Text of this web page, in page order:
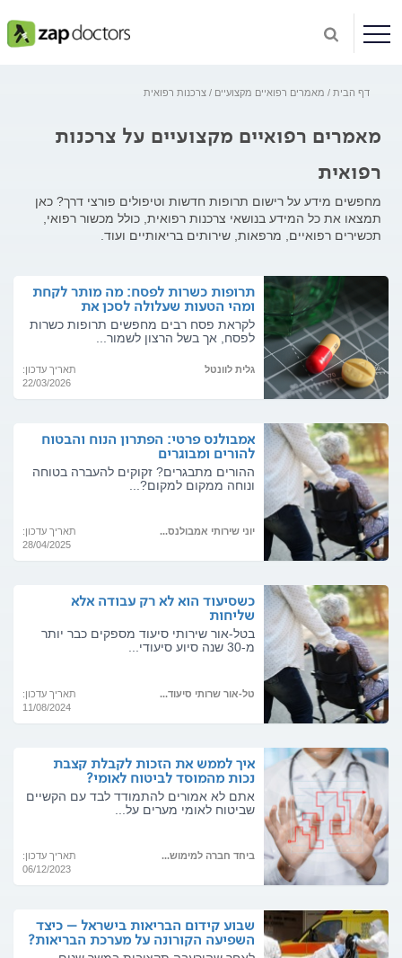
דף הבית מאמרים רפואיים מקצועיים צרכנות רפואית
מאמרים רפואיים מקצועיים על צרכנות
רפואית
מחפשים מידע על רישום תרופות חדשות וטיפולים פורצי דרך? כאן
תמצאו את כל המידע בנושאי צרכנות רפואית, כולל מכשור רפואי,
תכשירים רפואיים, מרפאות, שירותים בריאותיים ועוד.
תרופות כשרות לפסח: מה מותר לקחת
ומהי הטעות שעלולה לסכן את
בריאותכם?
לקראת פסח רבים מחפשים תרופות כשרות
לפסח, אך בשל הרצון לשמור...
גלית לוונטל
תאריך עדכון:
22/03/2026
אמבולנס פרטי: הפתרון הנוח והבטוח
להורים ומבוגרים
ההורים מתבגרים? זקוקים להעברה בטוחה
ונוחה ממקום למקום?...
יוני שירותי אמבולנס...
תאריך עדכון:
28/04/2025
כשסיעוד הוא לא רק עבודה אלא
שליחות
בטל-אור שירותי סיעוד מספקים כבר יותר
מ-30 שנה סיוע סיעודי...
טל-אור שרותי סיעוד...
תאריך עדכון:
11/08/2024
איך לממש את הזכות לקבלת קצבת
נכות מהמוסד לביטוח לאומי?
אתם לא אמורים להתמודד לבד עם הקשיים
שביטוח לאומי מערים על...
ביחד חברה למימוש...
תאריך עדכון:
06/12/2023
שבוע קידום הבריאות בישראל – כיצד
השפיעה הקורונה על מערכת הבריאות?